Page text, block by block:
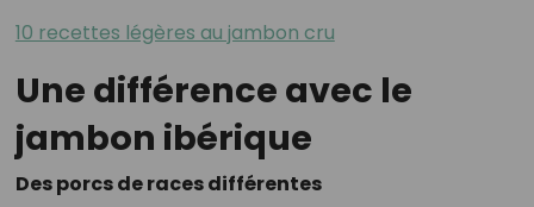
10 recettes légères au jambon cru
Une différence avec le
jambon ibérique
Des porcs de races différentes